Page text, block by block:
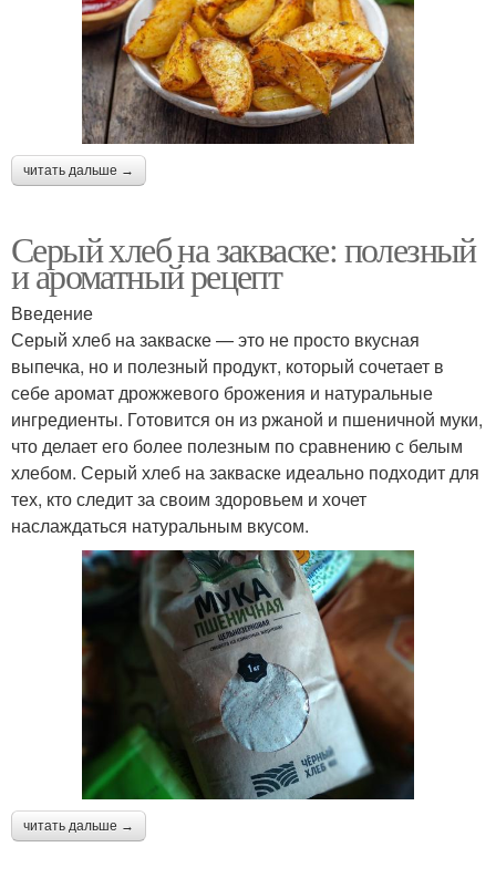
читать дальше →
Серый хлеб на закваске: полезный
и ароматный рецепт
Введение
Серый хлеб на закваске — это не просто вкусная
выпечка, но и полезный продукт, который сочетает в
себе аромат дрожжевого брожения и натуральные
ингредиенты. Готовится он из ржаной и пшеничной муки,
что делает его более полезным по сравнению с белым
хлебом. Серый хлеб на закваске идеально подходит для
тех, кто следит за своим здоровьем и хочет
наслаждаться натуральным вкусом.
читать дальше →